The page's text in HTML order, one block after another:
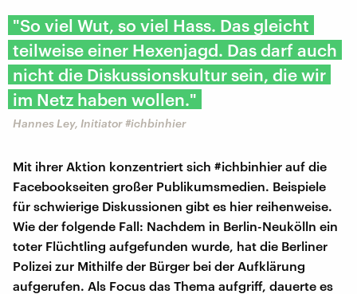
"So viel Wut, so viel Hass. Das gleicht
teilweise einer Hexenjagd. Das darf auch
nicht die Diskussionskultur sein, die wir
im Netz haben wollen."
Hannes Ley, Initiator #ichbinhier
Mit ihrer Aktion konzentriert sich #ichbinhier auf die
Facebookseiten großer Publikumsmedien. Beispiele
für schwierige Diskussionen gibt es hier reihenweise.
Wie der folgende Fall: Nachdem in Berlin-Neukölln ein
toter Flüchtling aufgefunden wurde, hat die Berliner
Polizei zur Mithilfe der Bürger bei der Aufklärung
aufgerufen. Als Focus das Thema aufgriff, dauerte es